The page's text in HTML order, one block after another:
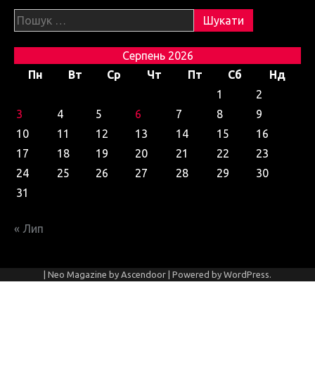
Пошук:
Серпень 2026
Пн
Вт Ср Чт Пт Сб
Нд
1
2
3
4 5 6 7 8
9
10
11 12 13 14 15
16
17
18 19 20 21 22
23
24
25 26 27 28 29
30
31
« Лип
| Neo Magazine by Ascendoor | Powered by WordPress